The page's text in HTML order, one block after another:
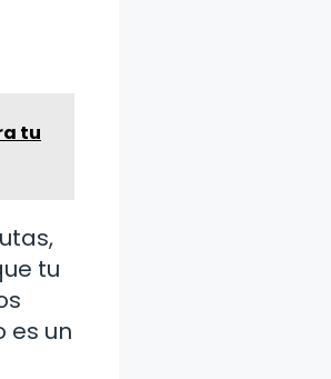
tu
tu
es un